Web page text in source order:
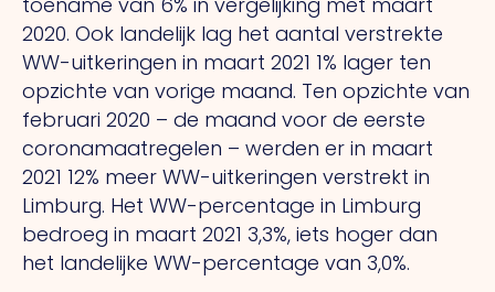
2020. Ook landelijk lag het aantal verstrekte
WW-uitkeringen in maart 2021 1% lager ten
opzichte van vorige maand. Ten opzichte van
februari 2020 – de maand voor de eerste
coronamaatregelen – werden er in maart
2021 12% meer WW-uitkeringen verstrekt in
Limburg. Het WW-percentage in Limburg
bedroeg in maart 2021 3,3%, iets hoger dan
het landelijke WW-percentage van 3,0%.